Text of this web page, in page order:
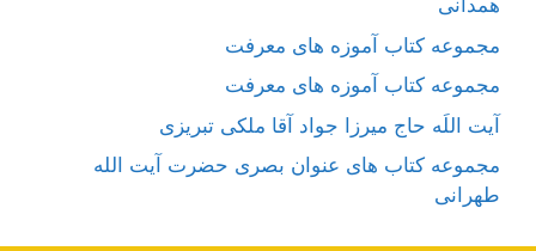
همدانی
مجموعه کتاب آموزه های معرفت
مجموعه کتاب آموزه های معرفت
آیت اللَه حاج میرزا جواد آقا ملکی تبریزی
مجموعه کتاب های عنوان بصری حضرت آیت الله
طهرانی